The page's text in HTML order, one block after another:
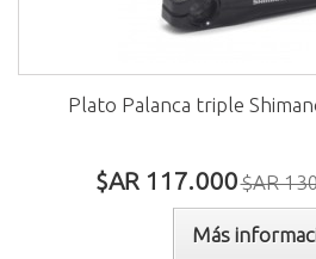
Plato Palanca triple
$AR 117.000$AR
Más